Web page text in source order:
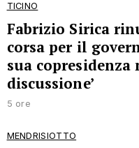
TICINO
Fabrizio Sirica
corsa per il
sua copresidenza
discussione’
5 ore
MENDRISIOTTO